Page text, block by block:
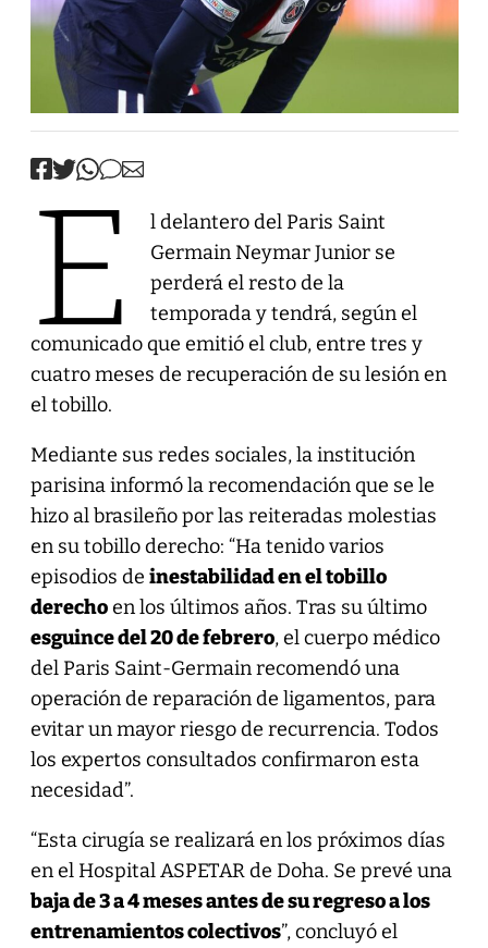
E
l delantero del Paris Saint
Germain Neymar Junior se
perderá el resto de la
temporada y tendrá, según el
comunicado que emitió el club, entre tres y
cuatro meses de recuperación de su lesión en
el tobillo.
Mediante sus redes sociales, la institución
parisina informó la recomendación que se le
hizo al brasileño por las reiteradas molestias
en su tobillo derecho: “Ha tenido varios
episodios de inestabilidad en el tobillo
derechoen los últimos años. Tras su último
esguince del 20 de febrero, el cuerpo médico
del Paris Saint-Germain recomendó una
operación de reparación de ligamentos, para
evitar un mayor riesgo de recurrencia. Todos
los expertos consultados confirmaron esta
necesidad”.
“Esta cirugía se realizará en los próximos días
en el Hospital ASPETAR de Doha. Se prevé una
baja de 3 a 4 meses antes de su regreso a los
entrenamientos colectivos”, concluyó el